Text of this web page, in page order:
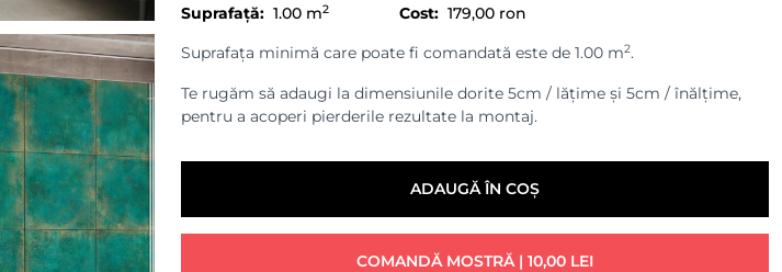
Suprafață: 1.00 m2 Cost: 179,00 ron
Suprafața minimă care poate fi comandată este de 1.00 m2.
Te rugăm să adaugi la dimensiunile dorite 5cm / lățime și 5cm / înălțime,
pentru a acoperi pierderile rezultate la montaj.
ADAUGĂ ÎN COȘ
COMANDĂ MOSTRĂ | 10,00 LEI